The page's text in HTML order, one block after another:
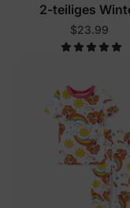
2-teiliges
Schlafanzug-Set
Pinguin-Motiv
$23.99